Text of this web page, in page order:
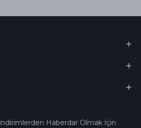
Haberdar Olmak İçin